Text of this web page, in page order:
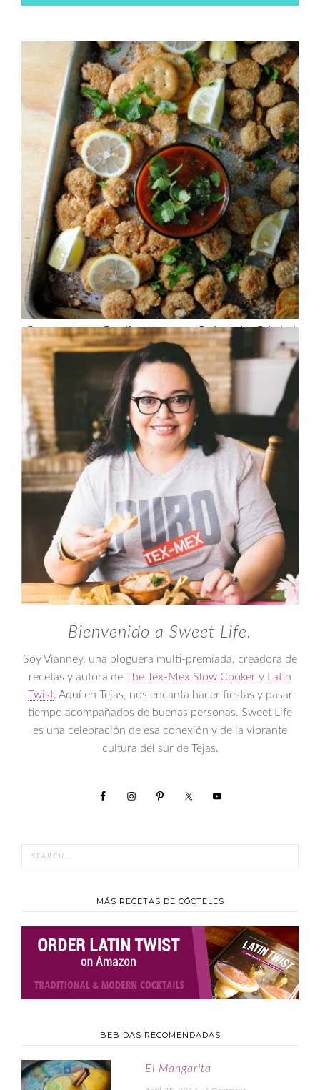
Camarones Crujientes con Salsa de Cóctel
Picante
Bienvenido a Sweet Life.
Soy Vianney, una bloguera multi-premiada, creadora de
recetas y autora de The Tex-Mex Slow Cooker y
Latin
Twist. Aquí en Tejas, nos encanta hacer fiestas y pasar
tiempo acompañados de buenas personas. Sweet Life
es una celebración de esa conexión y de la vibrante
cultura del sur de Tejas.
MÁS RECETAS DE CÓCTELES
BEBIDAS RECOMENDADAS
El Mangarita